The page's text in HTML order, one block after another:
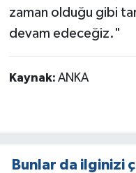
zaman olduğu gibi
devam edeceğiz."
Kaynak: ANKA
Bunlar da ilginizi